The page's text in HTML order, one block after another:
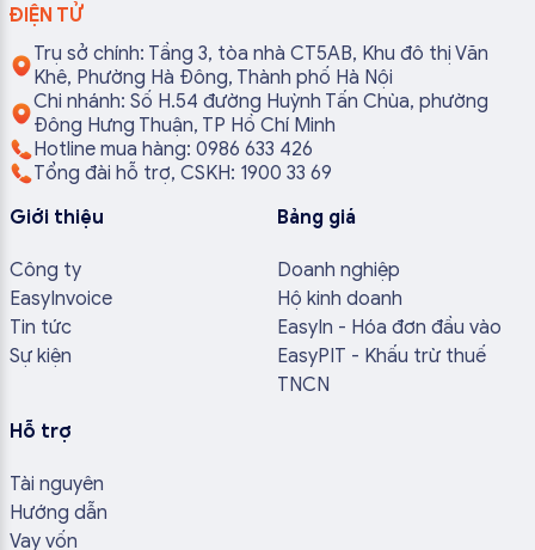
ĐIỆN TỬ
Trụ sở chính: Tầng 3, tòa nhà CT5AB, Khu đô thị Văn
Khê, Phường Hà Đông, Thành phố Hà Nội
Chi nhánh: Số H.54 đường Huỳnh Tấn Chùa, phường
Đông Hưng Thuận, TP Hồ Chí Minh
Hotline mua hàng: 0986 633 426
Tổng đài hỗ trợ, CSKH: 1900 33 69
Giới thiệu
Công ty
EasyInvoice
Tin tức
Sự kiện
Bảng giá
Doanh nghiệp
Hộ kinh doanh
EasyIn - Hóa đơn đầu vào
EasyPIT - Khấu trừ thuế
TNCN
Hỗ trợ
Tài nguyên
Hướng dẫn
Vay vốn